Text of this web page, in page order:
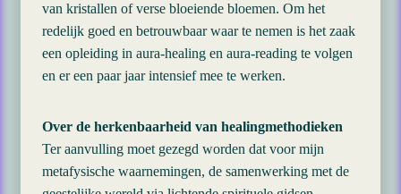
van kristallen of verse bloeiende bloemen. Om het
redelijk goed en betrouwbaar waar te nemen is het zaak
een opleiding in aura-healing en aura-reading te volgen
en er een paar jaar intensief mee te werken.
Over de herkenbaarheid van healingmethodieken
Ter aanvulling moet gezegd worden dat voor mijn
metafysische waarnemingen, de samenwerking met de